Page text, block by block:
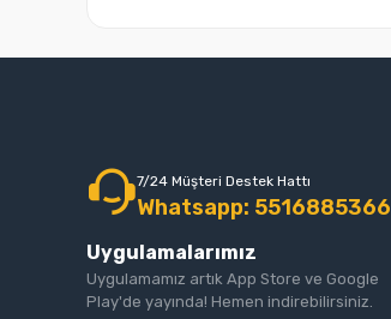
7/24 Müşteri Destek Hattı
Whatsapp: 5516885366
Uygulamalarımız
Uygulamamız artık App Store ve Google
Play'de yayında! Hemen indirebilirsiniz.